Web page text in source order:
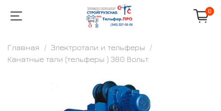
0
Главная
Электротали и тельферы
Канатные тали (тельферы ) 380 Вольт